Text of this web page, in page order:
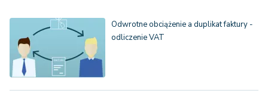
Odwrotne obciążenie a duplikat faktury -
odliczenie VAT